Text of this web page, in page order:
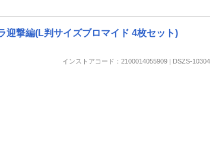
迎撃編(L判サイズブロマイド 4枚セット)
インストアコード：2100014055909 | DSZS-10304